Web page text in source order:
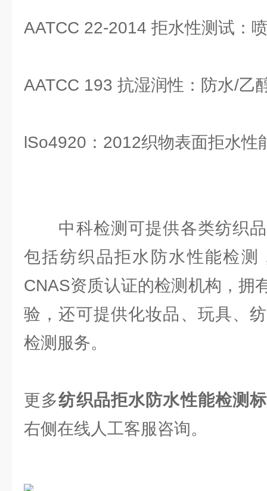
AATCC 22-2014 拒水性测试：
AATCC 193 抗湿润性：防水/乙
lSo4920：2012织物表面拒水性
中科检测可提供各类纺织品
包括纺织品拒水防水性能检测
CNAS资质认证的检测机构，拥
验，还可提供化妆品、玩具、
检测服务。
更多纺织品拒水防水性能检测
右侧在线人工客服咨询。